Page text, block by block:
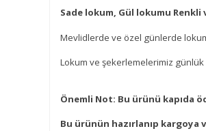
Sade lokum, Gül lokumu
Mevlidlerde ve özel günlerde
Lokum ve şekerlemelerimiz
Önemli Not: Bu ürünü kapıda
Bu ürünün hazırlanıp kargoya